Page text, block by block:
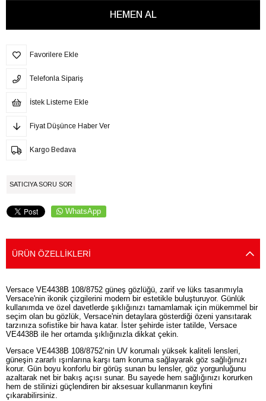
Favorilere Ekle
Telefonla Sipariş
İstek Listeme Ekle
Fiyat Düşünce Haber Ver
Kargo Bedava
SATICIYA SORU SOR
WhatsApp
ÜRÜN ÖZELLIKLERI
Versace VE4438B 108/8752 güneş gözlüğü, zarif ve lüks tasarımıyla
Versace'nin ikonik çizgilerini modern bir estetikle buluşturuyor. Günlük
kullanımda ve özel davetlerde şıklığınızı tamamlamak için mükemmel bir
seçim olan bu gözlük, Versace'nin detaylara gösterdiği özeni yansıtarak
tarzınıza sofistike bir hava katar. İster şehirde ister tatilde, Versace
VE4438B ile her ortamda şıklığınızla dikkat çekin.
Versace VE4438B 108/8752’nin UV korumalı yüksek kaliteli lensleri,
güneşin zararlı ışınlarına karşı tam koruma sağlayarak göz sağlığınızı
korur. Gün boyu konforlu bir görüş sunan bu lensler, göz yorgunluğunu
azaltarak net bir bakış açısı sunar. Bu sayede hem sağlığınızı korurken
hem de stilinizi güçlendiren bir aksesuar kullanmanın keyfini
çıkarabilirsiniz.